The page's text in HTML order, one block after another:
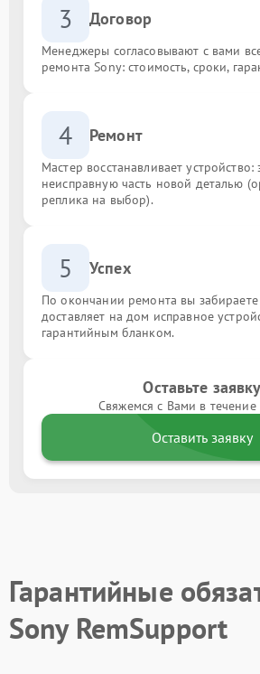
3 Договор
Менеджеры согласовывают с вами
ремонта Sony: стоимость, сроки,
4 Ремонт
Мастер восстанавливает устройство:
неисправную часть новой деталью
реплика на выбор).
5 Успех
По окончании ремонта вы
доставляет на дом исправное
гарантийным бланком.
Оставьте заявку
Свяжемся с Вами в
Оставить заявку
Гарантийные
Sony RemSupport